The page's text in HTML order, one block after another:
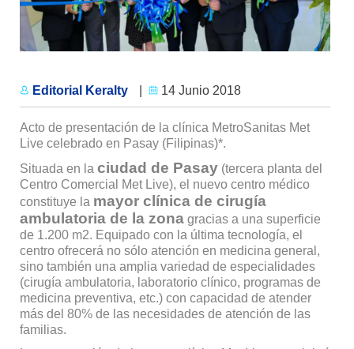
Editorial Keralty 14 Junio 2018
Acto de presentación de la clínica MetroSanitas Met
Live celebrado en Pasay (Filipinas)*.
Situada en la ciudad de Pasay(tercera planta del
Centro Comercial Met Live), el nuevo centro médico
constituye la mayor clínica de cirugía
ambulatoria de la zonagracias a una superficie
de 1.200 m2. Equipado con la última tecnología, el
centro ofrecerá no sólo atención en medicina general,
sino también una amplia variedad de especialidades
(cirugía ambulatoria, laboratorio clínico, programas de
medicina preventiva, etc.) con capacidad de atender
más del 80% de las necesidades de atención de las
familias.